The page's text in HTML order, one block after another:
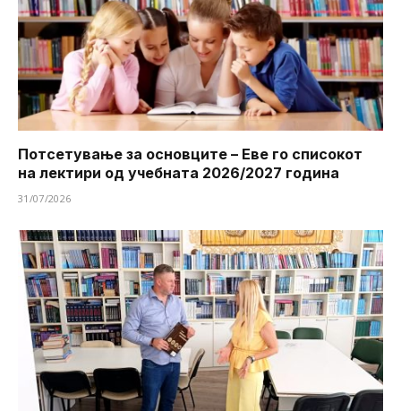
Потсетување за основците – Еве го списокот
на лектири од учебната 2026/2027 година
31/07/2026